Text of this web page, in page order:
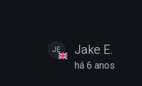
JE Jake E.
há 6 anos